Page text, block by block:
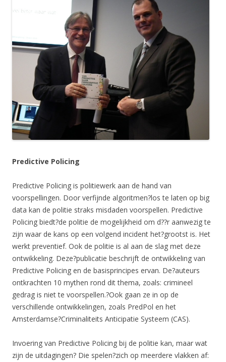
Predictive Policing
Predictive Policing is politiewerk aan de hand van
voorspellingen. Door verfijnde algoritmen?los te laten op big
data kan de politie straks misdaden voorspellen. Predictive
Policing biedt?de politie de mogelijkheid om d??r aanwezig te
zijn waar de kans op een volgend incident het?grootst is. Het
werkt preventief. Ook de politie is al aan de slag met deze
ontwikkeling. Deze?publicatie beschrijft de ontwikkeling van
Predictive Policing en de basisprincipes ervan. De?auteurs
ontkrachten 10 mythen rond dit thema, zoals: crimineel
gedrag is niet te voorspellen.?Ook gaan ze in op de
verschillende ontwikkelingen, zoals PredPol en het
Amsterdamse?Criminaliteits Anticipatie Systeem (CAS).
Invoering van Predictive Policing bij de politie kan, maar wat
zijn de uitdagingen? Die spelen?zich op meerdere vlakken af: